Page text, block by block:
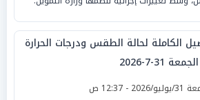
الكاملة لحالة الطقس ودرجات الحرارة
31-7-2026
- 12:37 ص